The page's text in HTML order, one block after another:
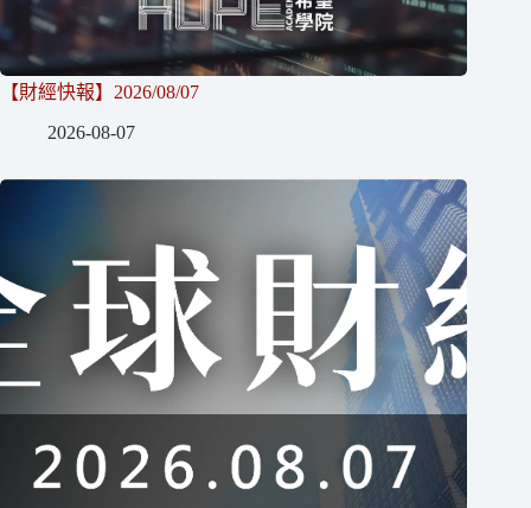
【財經快報】2026/08/07
2026-08-07